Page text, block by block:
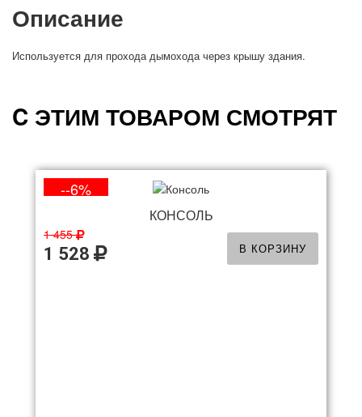
Описание
Используется для прохода дымохода через крышу здания.
C ЭТИМ ТОВАРОМ СМОТРЯТ
--6%
КОНСОЛЬ
1 455
1 528 В КОРЗИНУ